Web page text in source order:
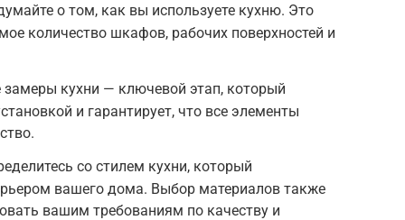
о том, как вы используете кухню. Это
количество шкафов, рабочих поверхностей и
кухни — ключевой этап, который
и гарантирует, что все элементы
со стилем кухни, который
вашего дома. Выбор материалов также
вашим требованиям по качеству и